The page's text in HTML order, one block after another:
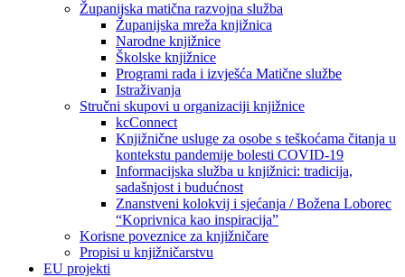
Županijska matična razvojna služba
Županijska mreža knjižnica
Narodne knjižnice
Školske knjižnice
Programi rada i izvješća Matične službe
Istraživanja
Stručni skupovi u organizaciji knjižnice
kcConnect
Knjižnične usluge za osobe s teškoćama čitanja u
kontekstu pandemije bolesti COVID-19
Informacijska služba u knjižnici: tradicija,
sadašnjost i budućnost
Znanstveni kolokvij i sjećanja / Božena Loborec
“Koprivnica kao inspiracija”
Korisne poveznice za knjižničare
Propisi u knjižničarstvu
EU projekti